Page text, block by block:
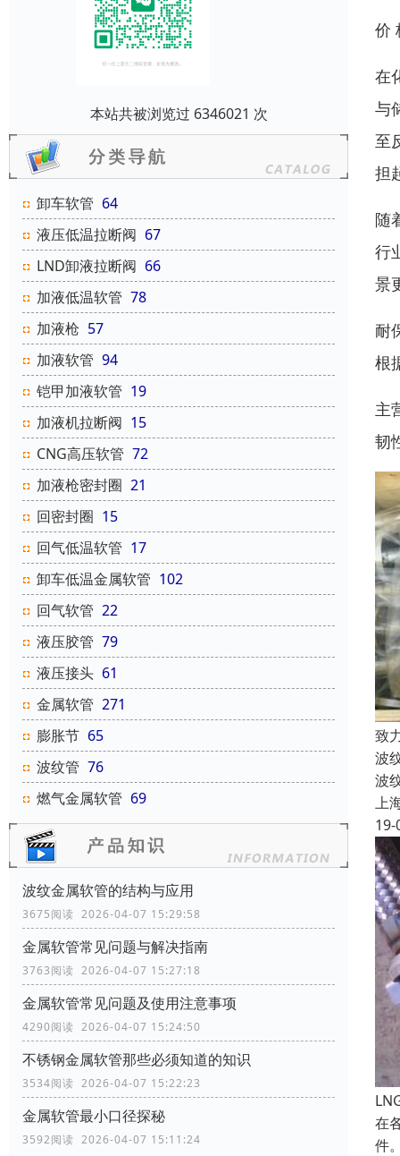
本站共被浏览过 6346021 次
卸车软管 64
液压低温拉断阀 67
LND卸液拉断阀 66
加液低温软管 78
加液枪 57
加液软管 94
铠甲加液软管 19
加液机拉断阀 15
CNG高压软管 72
加液枪密封圈 21
回密封圈 15
回气低温软管 17
卸车低温金属软管 102
回气软管 22
液压胶管 79
液压接头 61
金属软管 271
膨胀节 65
波纹管 76
燃气金属软管 69
波纹金属软管的结构与应用
3675阅读 2026-04-07 15:29:58
金属软管常见问题与解决指南
3763阅读 2026-04-07 15:27:18
金属软管常见问题及使用注意事项
4290阅读 2026-04-07 15:24:50
不锈钢金属软管那些必须知道的知识
3534阅读 2026-04-07 15:22:23
金属软管最小口径探秘
3592阅读 2026-04-07 15:11:24
价
在
与
至
担
随
行
景
耐
根
主
韧
致
波
波
上
19-
在
件